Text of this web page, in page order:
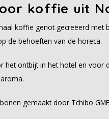
koffie uit
koffie genot gecreëerd
de behoeften van de horeca.
het ontbijt in het hotel en voor
gemaakt door Tchibo